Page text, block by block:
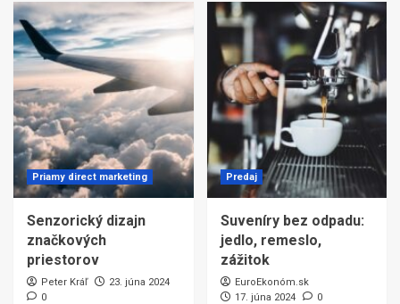
Priamy direct marketing
Senzorický dizajn
značkových
priestorov
Peter Kráľ
23. júna 2024
0
Predaj
Suveníry bez odpadu:
jedlo, remeslo,
zážitok
EuroEkonóm.sk
17. júna 2024
0